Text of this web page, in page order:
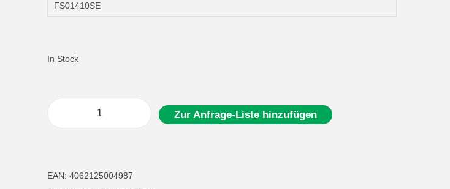
FS01410SE
In Stock
h
Zur Anfrage-Liste hinzufügen
EAN: 4062125004987